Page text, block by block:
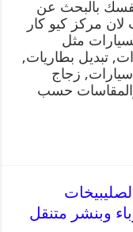
بالبحث عن
مركز كيو كار
مثل
تبديل بطاريات,
زجاج
والمقاسات حسب
وبنشر متنقل